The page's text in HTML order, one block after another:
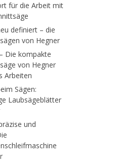
für die Arbeit mit
definiert – die
von Hegner
Die kompakte
von Hegner
Arbeiten
Sägen:
Laubsägeblätter
und